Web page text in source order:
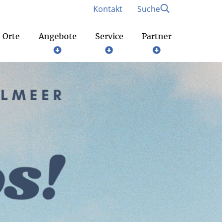
Orte Angebote Service Partner
Kontakt Suche